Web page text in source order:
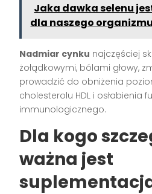
Jaka dawka selenu
dla naszego
Nadmiar cynku najczęściej
żołądkowymi, bólami głowy,
prowadzić do obniżenia
cholesterolu HDL i osłabienia
immunologicznego.
Dla kogo
ważna jest